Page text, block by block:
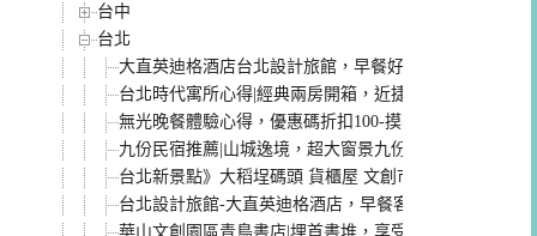
台中
台北
大直英迪格酒店台北設計旅館，早餐好吃床好睡，時尚
台北時代寓所心得|經典兩房開箱，近捷運台北平價旅館
無光晚餐體驗心得，優惠碼折扣100-摸黑吃飯，放大感
九份民宿推薦|山城逸境，超大窗景九份海景第一排，熱
台北新景點》大稻埕碼頭 貨櫃屋 文創市集/打卡新地標/
台北設計旅館-大直英迪格酒店，早餐客房介紹，時尚酒
華山文創園區青鳥書店|埋首書堆，享受靈魂出走的自由